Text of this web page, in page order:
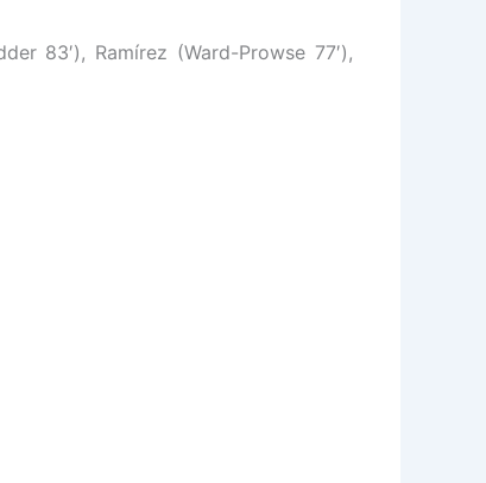
83′), Ramírez (Ward-Prowse 77′),